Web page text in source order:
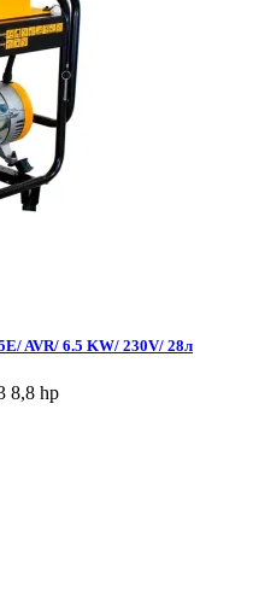
AVR/ 6.5 KW/ 230V/ 28л
8,8 hp